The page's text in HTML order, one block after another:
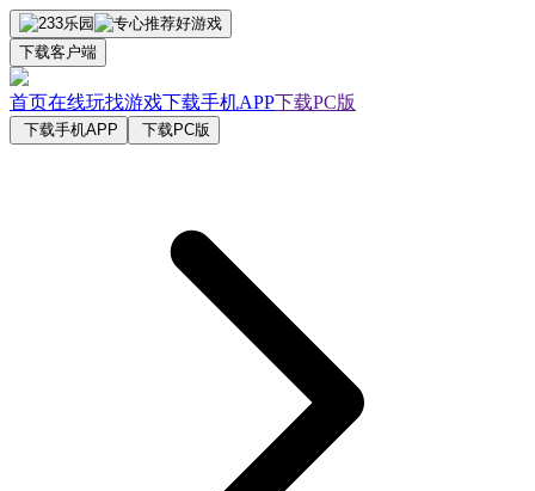
下载客户端
首页在线玩找游戏下载手机APP下载PC版
下载手机APP 下载PC版